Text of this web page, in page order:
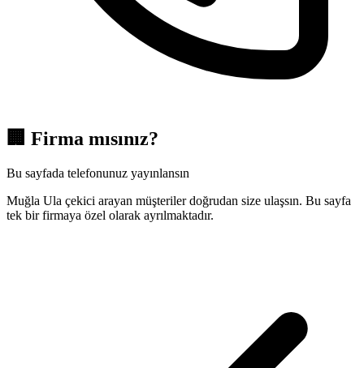
🏢 Firma mısınız?
Bu sayfada telefonunuz yayınlansın
Muğla Ula çekici arayan müşteriler doğrudan size ulaşsın. Bu sayfa
tek bir firmaya özel olarak ayrılmaktadır.